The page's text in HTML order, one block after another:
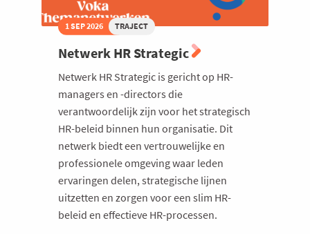
1 SEP 2026 TRAJECT
Netwerk HR Strategic
Netwerk HR Strategic is gericht op HR-
managers en -directors die
verantwoordelijk zijn voor het strategisch
HR-beleid binnen hun organisatie. Dit
netwerk biedt een vertrouwelijke en
professionele omgeving waar leden
ervaringen delen, strategische lijnen
uitzetten en zorgen voor een slim HR-
beleid en effectieve HR-processen.